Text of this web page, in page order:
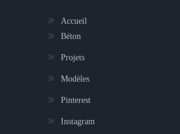
Accueil
Béton
Projets
Modèles
Pinterest
Instagram